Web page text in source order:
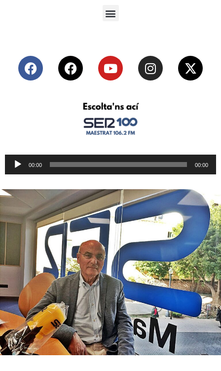
Reproductor
de
00:00 00:00